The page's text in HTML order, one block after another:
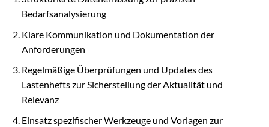
Bedarfsanalysierung
Klare Kommunikation und Dokumentation der
Anforderungen
Regelmäßige Überprüfungen und Updates des
Lastenhefts zur Sicherstellung der Aktualität und
Relevanz
Einsatz spezifischer Werkzeuge und Vorlagen zur